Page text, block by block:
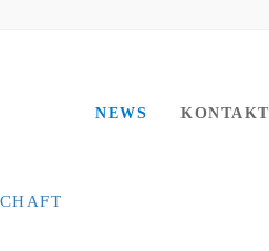
NEWS KONTAKT